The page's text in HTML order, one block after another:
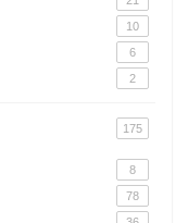
10
6
2
175
8
78